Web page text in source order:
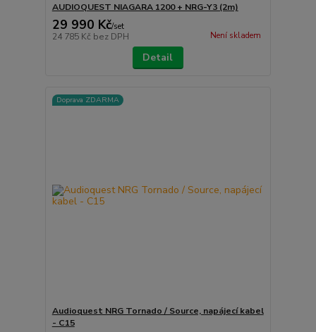
AUDIOQUEST NIAGARA 1200 + NRG-Y3 (2m)
29 990 Kč/set
24 785 Kč bez DPH Není skladem
Detail
Doprava ZDARMA
Audioquest NRG Tornado / Source, napájecí kabel
- C15